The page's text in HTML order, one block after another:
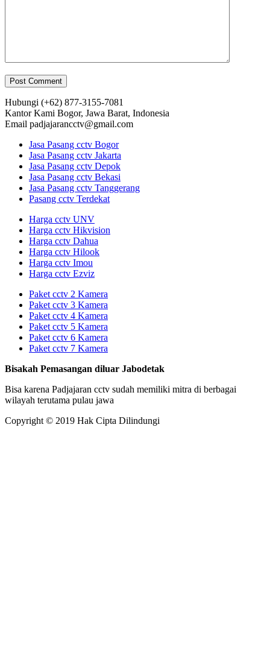
Hubungi (+62) 877-3155-7081
Kantor Kami Bogor, Jawa Barat, Indonesia
Email padjajarancctv@gmail.com
Jasa Pasang cctv Bogor
Jasa Pasang cctv Jakarta
Jasa Pasang cctv Depok
Jasa Pasang cctv Bekasi
Jasa Pasang cctv Tanggerang
Pasang cctv Terdekat
Harga cctv UNV
Harga cctv Hikvision
Harga cctv Dahua
Harga cctv Hilook
Harga cctv Imou
Harga cctv Ezviz
Paket cctv 2 Kamera
Paket cctv 3 Kamera
Paket cctv 4 Kamera
Paket cctv 5 Kamera
Paket cctv 6 Kamera
Paket cctv 7 Kamera
Bisakah Pemasangan diluar Jabodetak
Bisa karena Padjajaran cctv sudah memiliki mitra di berbagai
wilayah terutama pulau jawa
Copyright © 2019 Hak Cipta Dilindungi